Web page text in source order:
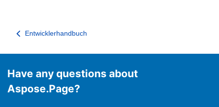
Entwicklerhandbuch
Have any questions about
Aspose.Page?